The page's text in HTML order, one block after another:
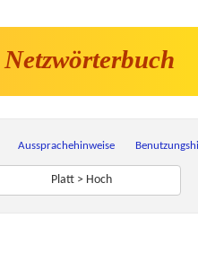
Netzwörterbuch
Aussprachehinweise
Platt > Hoch